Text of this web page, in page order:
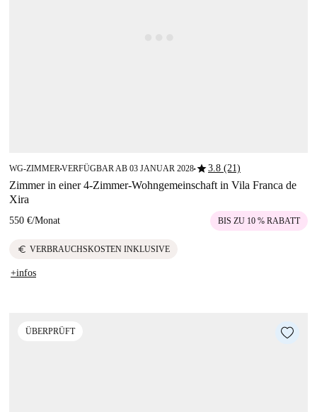
WG-ZIMMER■VERFÜGBAR AB 03 JANUAR 2028■star3.8 (21)
Zimmer in einer 4-Zimmer-Wohngemeinschaft in Vila Franca de
Xira
550 €/Monat BIS ZU 10 % RABATT
euro VERBRAUCHSKOSTEN INKLUSIVE
+infos
ÜBERPRÜFT